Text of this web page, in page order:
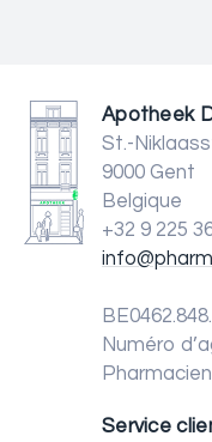
Apotheek
St.-
9000 Gent
Belgique
+32 9 225
Numéro
Service